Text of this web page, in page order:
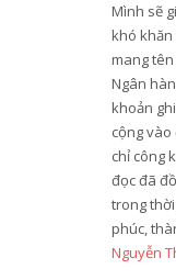
Mình sẽ
khó khăn
mang tên
Ngân
khoản
cộng
chỉ công
đọc đã
trong
phúc,
Nguyễn